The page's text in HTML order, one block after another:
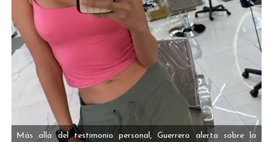
Más allá del testimonio personal, Guerrero alerta sobre la